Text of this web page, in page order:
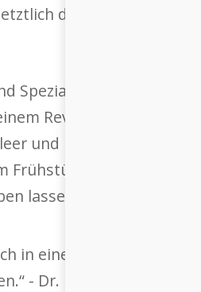
darin, die eigene
für Change-
Revolutions-Tag, an
und müde macht, zu
Zug statt Auto
lassen.
in einem grossen
- Dr. Ursula Wagner